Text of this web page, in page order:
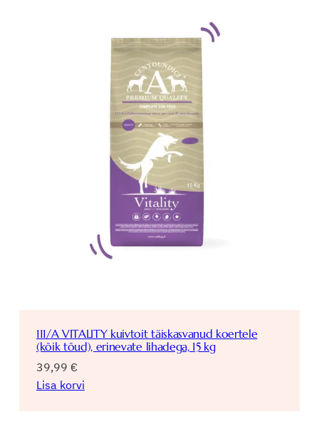
111/A VITALITY kuivtoit täiskasvanud koertele
(kõik tõud), erinevate lihadega, 15 kg
39,99 €
Lisa korvi